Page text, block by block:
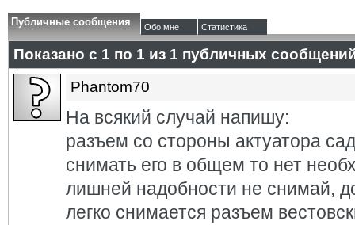
Публичные сообщения Обо мне Статистика
Показано с 1 по 1 из 1 публичных
Phantom70
На всякий случай напишу:
разъем со стороны актуатора
снимать его в общем то нет
лишней надобности не снимай,
легко снимается разъем